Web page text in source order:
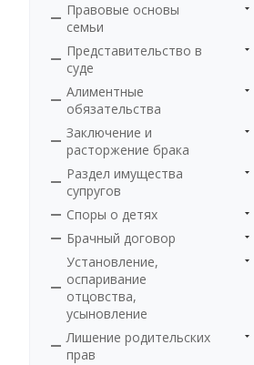
Правовые основы
семьи
Представительство в
суде
Алиментные
обязательства
Заключение и
расторжение брака
Раздел имущества
супругов
Споры о детях
Брачный договор
Установление,
оспаривание
отцовства,
усыновление
Лишение родительских
прав